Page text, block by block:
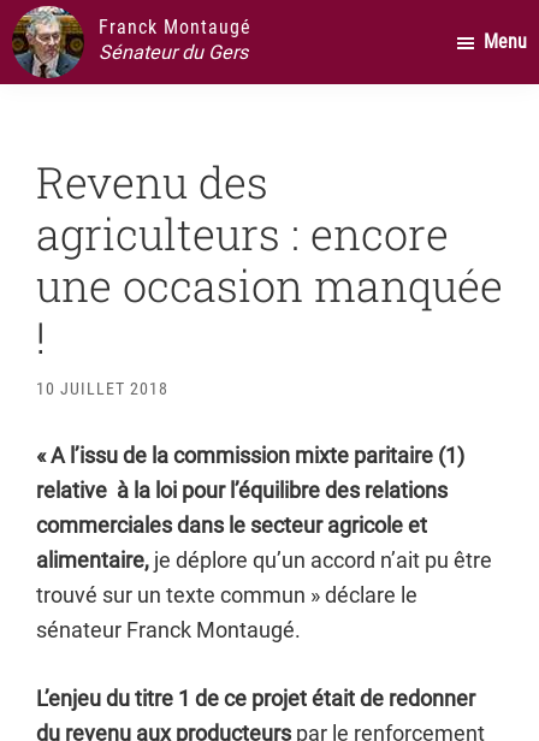
Passer
au
contenu
Passer
la
principale
Passer
au
pied
Franck Montaugé
Sénateur du Gers
Menu
Revenu des
agriculteurs : encore
une occasion manquée
!
10 JUILLET 2018
« A l’issu de la commission mixte paritaire (1)
relative à la loi pour l’équilibre des relations
commerciales dans le secteur agricole et
alimentaire, je déplore qu’un accord n’ait pu être
trouvé sur un texte commun » déclare le
sénateur Franck Montaugé.
L’enjeu du titre 1 de ce projet était de redonner
du revenu aux producteurs par le renforcement